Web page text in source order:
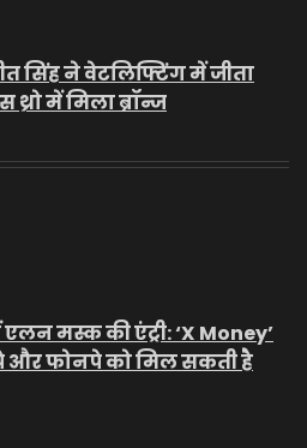
सिंह ने वेटलिफ्टिंग में जीता
में मिला ब्रॉन्ज
मस्क की एंट्री: ‘X Money’
फोनपे को मिल सकती है